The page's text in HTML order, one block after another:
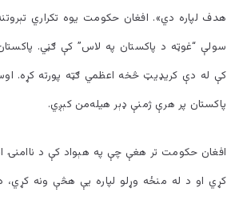
هدف لپاره دي». افغان حکومت یوه تکراري
سولې “غوټه د پاکستان په لاس” کې ګڼي. پاکستان
کې له دې کریډیټ څخه اعظمي ګټه پورته کړه.
پاکستان پر هرې ژمنې ډېر هیله‌من کېږي.
افغان حکومت تر هغې چې په هېواد کې د
کړي او د له منځه وړلو لپاره یې هڅې ونه کړي،